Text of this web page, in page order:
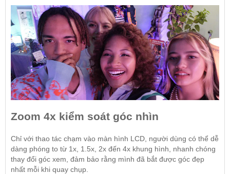
Zoom 4x kiểm soát góc nhìn
Chỉ với thao tác chạm vào màn hình LCD, người dùng có thể dễ
dàng phóng to từ 1x, 1.5x, 2x đến 4x khung hình, nhanh chóng
thay đổi góc xem, đảm bảo rằng mình đã bắt được góc đẹp
nhất mỗi khi quay chụp.